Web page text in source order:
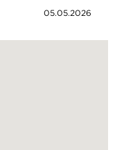
05.05.2026